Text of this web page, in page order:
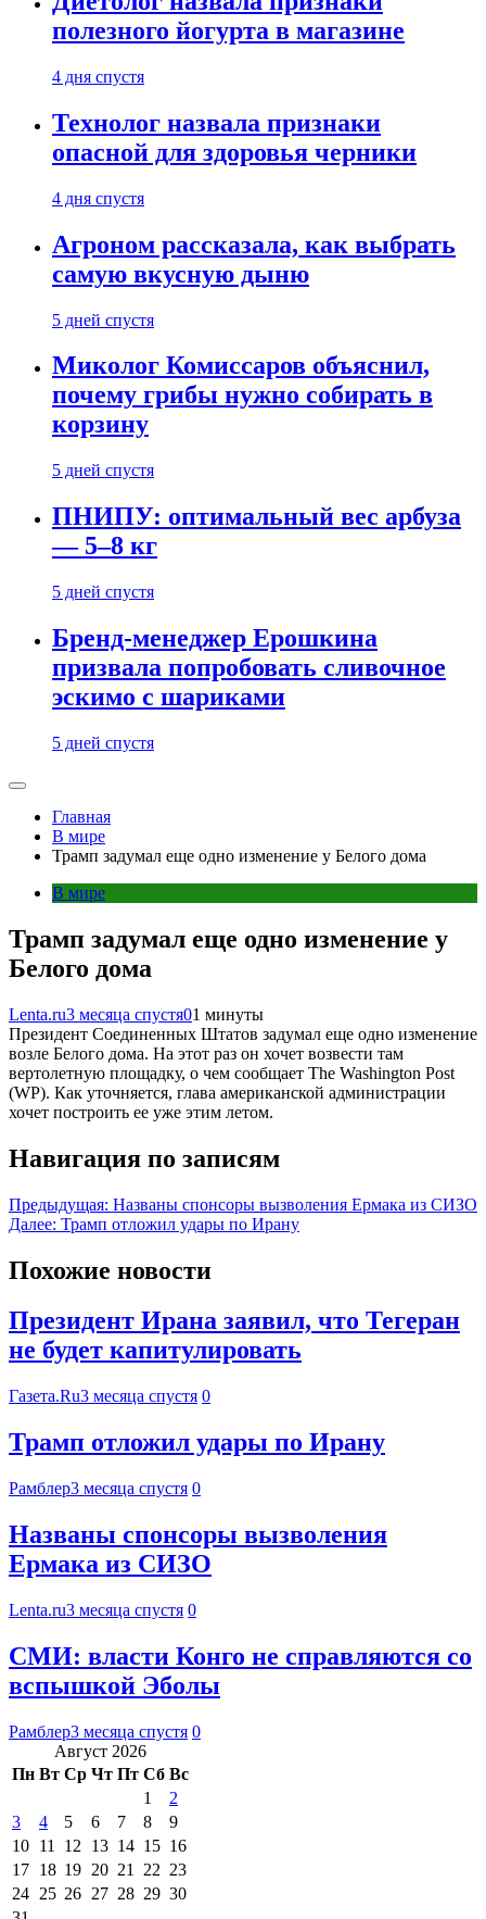
полезного йогурта в магазине
4 дня спустя
Технолог назвала признаки
опасной для здоровья черники
4 дня спустя
Агроном рассказала, как выбрать
самую вкусную дыню
5 дней спустя
Миколог Комиссаров объяснил,
почему грибы нужно собирать в
корзину
5 дней спустя
ПНИПУ: оптимальный вес арбуза
— 5–8 кг
5 дней спустя
Бренд-менеджер Ерошкина
призвала попробовать сливочное
эскимо с шариками
5 дней спустя
Главная
В мире
Трамп задумал еще одно изменение у Белого дома
В мире
Трамп задумал еще одно изменение у
Белого дома
Lenta.ru3 месяца спустя01 минуты
Президент Соединенных Штатов задумал еще одно изменение
возле Белого дома. На этот раз он хочет возвести там
вертолетную площадку, о чем сообщает The Washington Post
(WP). Как уточняется, глава американской администрации
хочет построить ее уже этим летом.
Навигация по записям
Предыдущая: Названы спонсоры вызволения Ермака из СИЗО
Далее: Трамп отложил удары по Ирану
Похожие новости
Президент Ирана заявил, что Тегеран
не будет капитулировать
Газета.Ru3 месяца спустя 0
Трамп отложил удары по Ирану
Рамблер3 месяца спустя 0
Названы спонсоры вызволения
Ермака из СИЗО
Lenta.ru3 месяца спустя 0
СМИ: власти Конго не справляются со
вспышкой Эболы
Рамблер3 месяца спустя 0
Август 2026
Пн Вт Ср Чт Пт Сб Вс
1
2
3
4 5 6 7 8
9
10 11 12 13 14 15 16
17 18 19 20 21 22 23
24 25 26 27 28 29 30